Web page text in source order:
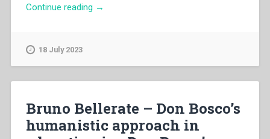
Continue reading “Rodolfo
SDB
dal
→
18 July 2023
Bruno Bellerate – Don Bosco’s
humanistic approach in